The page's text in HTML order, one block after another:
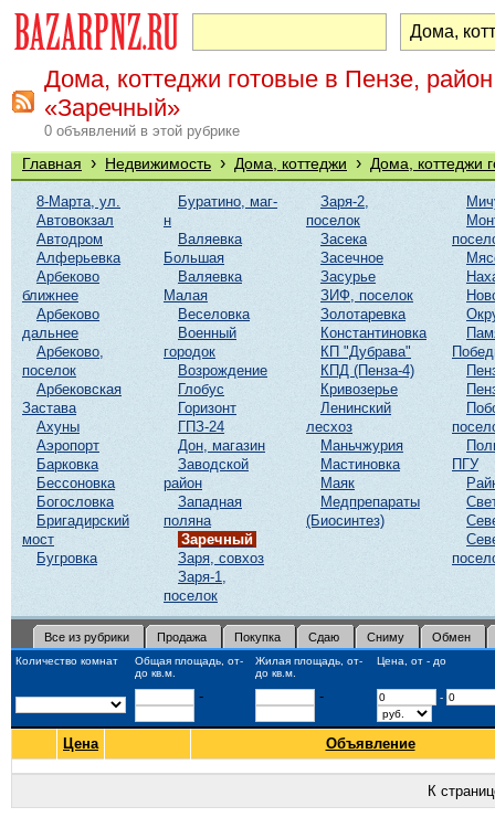
Дома, коттеджи готовые в Пензе, район
«Заречный»
0 объявлений в этой рубрике
Главная › Недвижимость › Дома, коттеджи › Дома, коттеджи
8-Марта, ул.
Автовокзал
Автодром
Алферьевка
Арбеково
ближнее
Арбеково
дальнее
Арбеково,
поселок
Арбековская
Застава
Ахуны
Аэропорт
Барковка
Бессоновка
Богословка
Бригадирский
мост
Бугровка
Буратино, маг-
н
Валяевка
Большая
Валяевка
Малая
Веселовка
Военный
городок
Возрождение
Глобус
Горизонт
ГПЗ-24
Дон, магазин
Заводской
район
Западная
поляна
Заречный
Заря, совхоз
Заря-1,
поселок
Заря-2,
поселок
Засека
Засечное
Засурье
ЗИФ, поселок
Золотаревка
Константиновка
КП "Дубрава"
КПД (Пенза-4)
Кривозерье
Ленинский
лесхоз
Маньчжурия
Мастиновка
Маяк
Медпрепараты
(Биосинтез)
ПГУ
Все из рубрики Продажа Покупка Сдаю Сниму Обмен
Количество комнат
Общая площадь, от-
до кв.м.
Жилая площадь, от-
до кв.м.
Цена, от - до
- - -
Цена Объявление
К